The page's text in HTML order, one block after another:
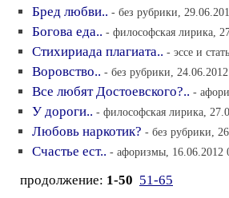
Бред любви.. - без рубрики,
Богова еда.. - философская лирика,
Стихириада плагиата.. - эссе и
Воровство.. - без рубрики,
Все любят Достоевского?.. -
У дороги.. - философская лирика,
Любовь наркотик? - без рубрики,
Счастье ест.. - афоризмы, 16.06.2012
продолжение: 1-50 51-65